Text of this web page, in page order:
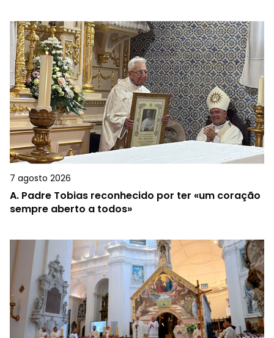
7 agosto 2026
A. Padre Tobias reconhecido por ter «um coração
sempre aberto a todos»